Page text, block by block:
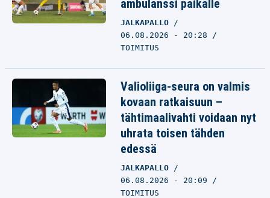
ambulanssi paikalle
JALKAPALLO
06.08.2026 - 20:28
TOIMITUS
Valioliiga-seura on valmis
kovaan ratkaisuun –
tähtimaalivahti voidaan nyt
uhrata toisen tähden
edessä
JALKAPALLO
06.08.2026 - 20:09
TOIMITUS